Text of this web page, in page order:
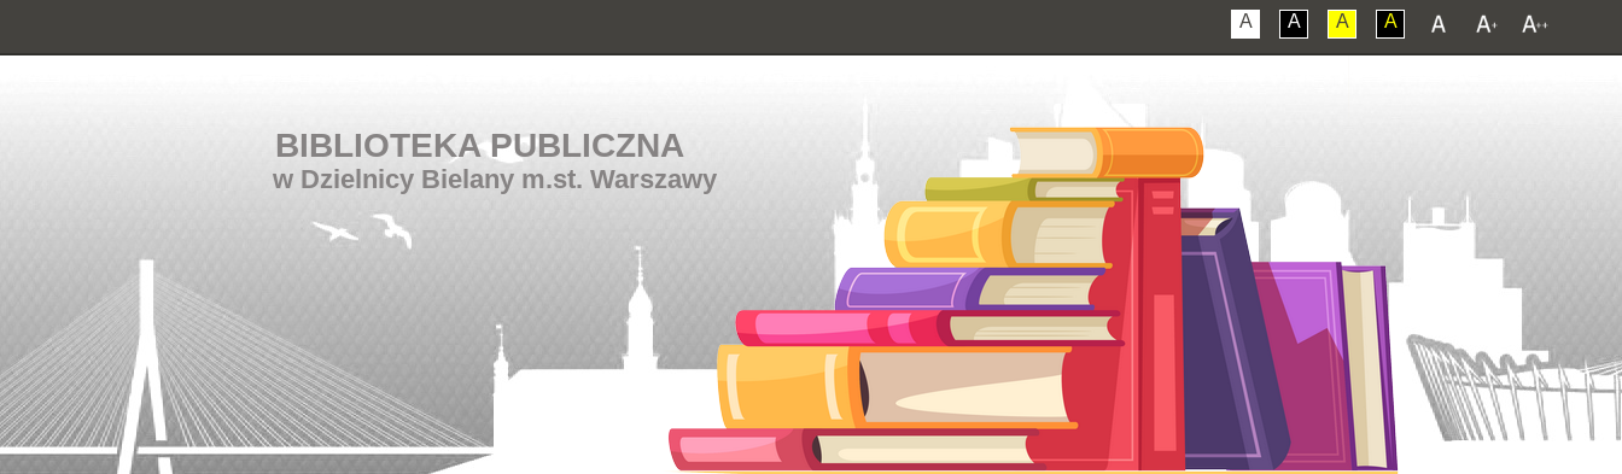
A A A A
BIBLIOTEKA PUBLICZNA
w Dzielnicy Bielany m.st. Warszawy